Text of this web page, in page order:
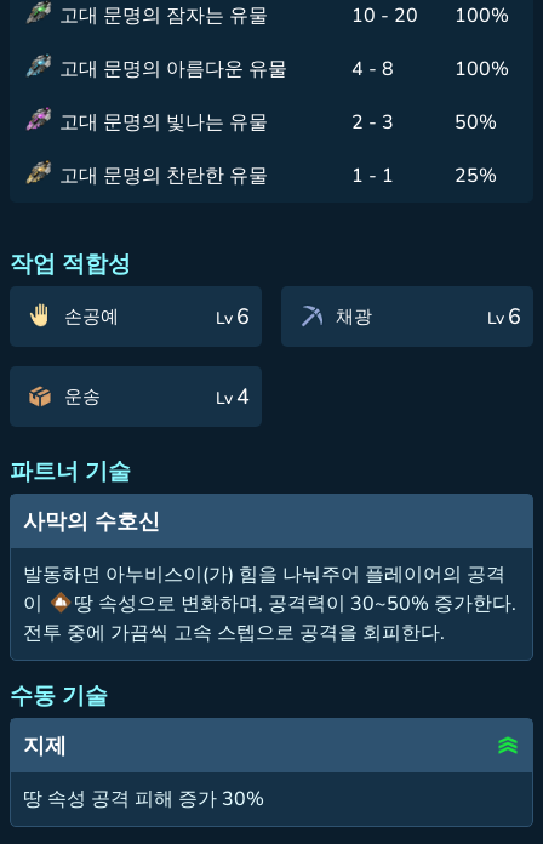
고대 문명의 잠자는 유물
10 - 20
100%
고대 문명의 아름다운 유물
4 - 8
100%
고대 문명의 빛나는 유물
2 - 3
50%
고대 문명의 찬란한 유물
1 - 1 25%
작업 적합성
손공예 Lv 6 채광 Lv 6
운송 Lv4
파트너 기술
사막의 수호신
발동하면 아누비스이(가) 힘을 나눠주어 플레이어의 공격
이
땅 속성으로 변화하며, 공격력이 30~50% 증가한다.
전투 중에 가끔씩 고속 스텝으로 공격을 회피한다.
수동 기술
지제
땅 속성 공격 피해 증가 30%